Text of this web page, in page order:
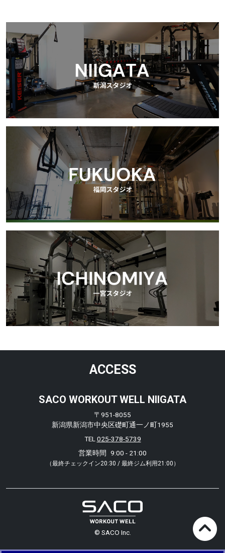
ACCESS
SACO WORKOUT WELL NIIGATA
〒951-8055
新潟県新潟市中央区礎町通一ノ町1955
TEL025-378-5739
営業時間
9:00 - 21:00
（最終チェックイン20:30 / 最終ジム利用21:00）
© SACO Inc.